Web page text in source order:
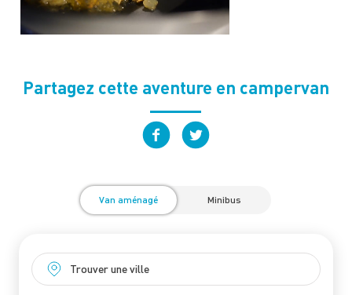
Partagez cette aventure en campervan
Van aménagé Minibus